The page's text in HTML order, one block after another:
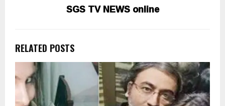
SGS TV NEWS online
RELATED POSTS